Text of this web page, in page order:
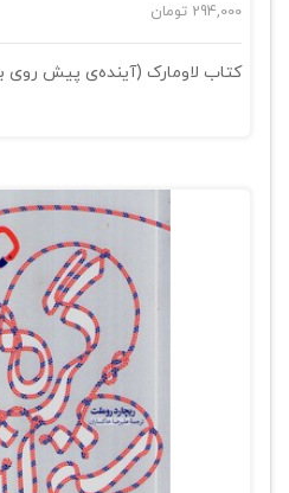
294,000 تومان
کتاب لاومارک (آینده‌ی پیش روی